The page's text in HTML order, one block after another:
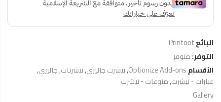
البائعPrintoot
التوفر:متوفر
الأقسامOptionize Add-ons
,تيشرت جاليري,تيشرتات,جاليري,
عبارات - تيشرت,منوعات - تيشرت
Gallery